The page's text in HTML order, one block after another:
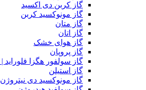
گاز کربن دی اکسید
گاز مونوکسید کربن
گاز متان
گاز اتان
گاز هوای خشک
گاز پروپان
گاز سولفور هگزا فلوراید | SF6
گاز استیلن
گاز مونوکسید دی نیتروژن